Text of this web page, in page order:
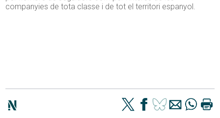
companyies de tota classe i de tot el territori espanyol.